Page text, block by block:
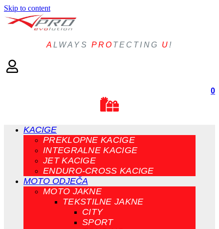
Skip to content
ALWAYS PRO TECTING U!
0
KACIGE
PREKLOPNE KACIGE
INTEGRALNE KACIGE
JET KACIGE
ENDURO-CROSS KACIGE
MOTO ODJEČA
MOTO JAKNE
TEKSTILNE JAKNE
CITY
SPORT